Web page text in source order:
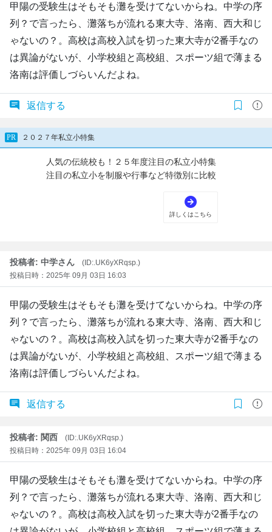
甲陽の受験生はそもそも灘を受けてないからね。中学の序
列？で言ったら、灘落ちが流れる東大寺、洛南、西大和じ
ゃないの？。高校は高校入試を切った東大寺が2番手なの
は異論がないが、小学校組と高校組、スポーツ組で薄まる
洛南は評価しづらいんだよね。
返信する
投稿者: 中学さん
(ID:.UK6yXRqsp.)
投稿日時：2025年 09月 03日 16:03
甲陽の受験生はそもそも灘を受けてないからね。中学の序
列？で言ったら、灘落ちが流れる東大寺、洛南、西大和じ
ゃないの？。高校は高校入試を切った東大寺が2番手なの
は異論がないが、小学校組と高校組、スポーツ組で薄まる
洛南は評価しづらいんだよね。
返信する
投稿者: 関西
(ID:.UK6yXRqsp.)
投稿日時：2025年 09月 03日 16:04
甲陽の受験生はそもそも灘を受けてないからね。中学の序
列？で言ったら、灘落ちが流れる東大寺、洛南、西大和じ
ゃないの？。高校は高校入試を切った東大寺が2番手なの